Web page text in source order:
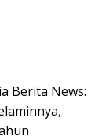
Berita News: